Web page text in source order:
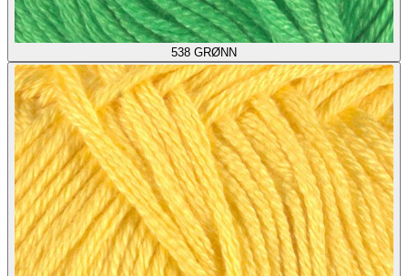
538 GRØNN